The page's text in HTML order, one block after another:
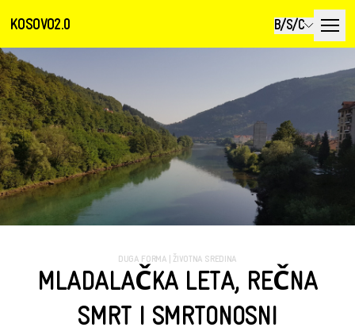
KOSOVO2.0 B/S/C
DUGA FORMA ŽIVOTNA SREDINA
MLADALAČKA LETA, REČNA
SMRT I SMRTONOSNI